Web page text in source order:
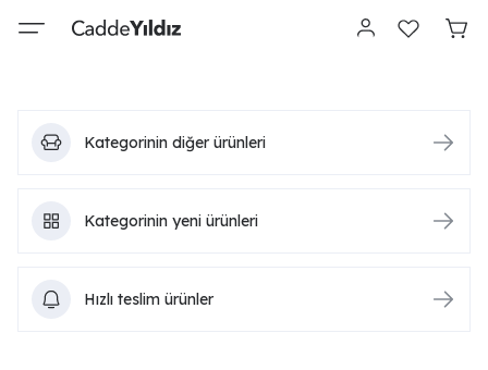
Kategorinin diğer ürünleri
Kategorinin yeni ürünleri
Hızlı teslim ürünler